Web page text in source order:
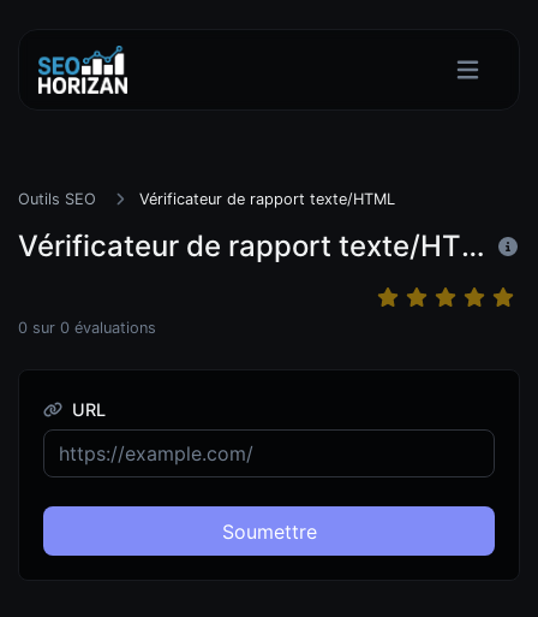
Outils SEO Vérificateur de rapport texte/HTML
Vérificateur de rapport texte/HTML
0 sur 0 évaluations
URL
Soumettre